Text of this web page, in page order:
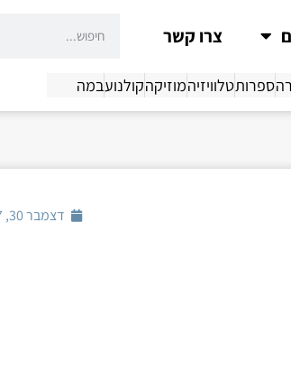
צרו קשר
ספרותטלוויזיהמוזיקהקולנועבמה
דצמבר 30, 2017